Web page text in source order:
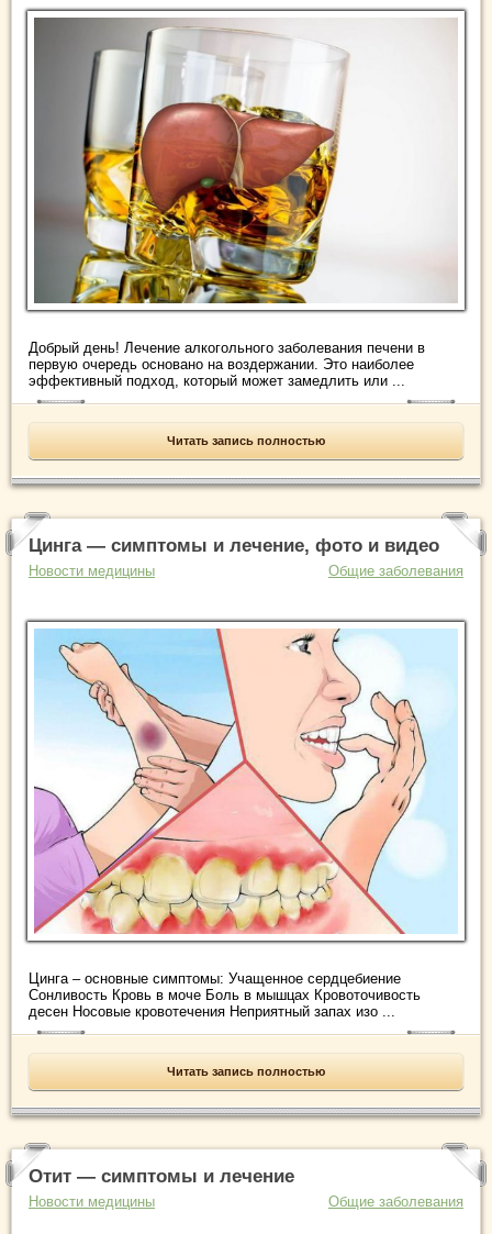
Добрый день! Лечение алкогольного заболевания печени в
первую очередь основано на воздержании. Это наиболее
эффективный подход, который может замедлить или ...
Читать запись полностью
Цинга — симптомы и лечение, фото и видео
Новости медицины Общие заболевания
Цинга – основные симптомы: Учащенное сердцебиение
Сонливость Кровь в моче Боль в мышцах Кровоточивость
десен Носовые кровотечения Неприятный запах изо ...
Читать запись полностью
Отит — симптомы и лечение
Новости медицины Общие заболевания